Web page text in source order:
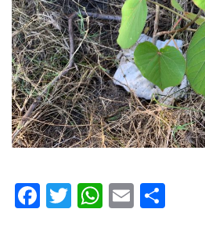
Facebook
TwitterWhatsApp
Email